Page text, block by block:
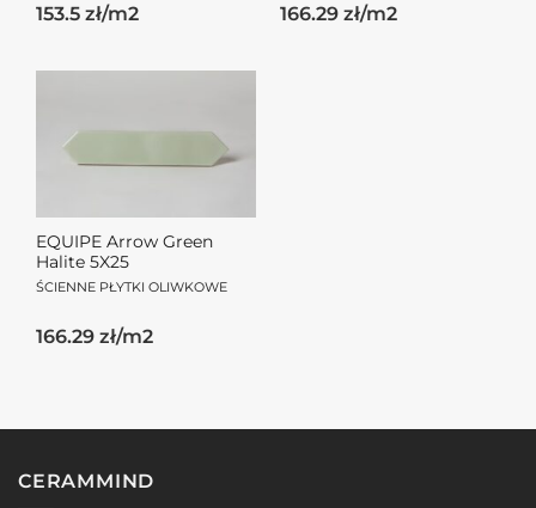
153.5 zł/m2 166.29 zł/m2
EQUIPE Arrow Green
Halite 5X25
ŚCIENNE PŁYTKI OLIWKOWE
166.29 zł/m2
CERAMMIND